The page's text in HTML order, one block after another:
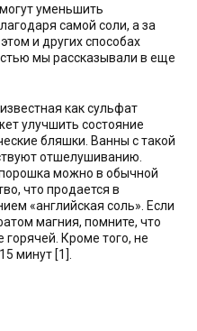
уменьшить
самой соли, а за
и других способах
мы рассказывали в еще
как сульфат
улучшить состояние
бляшки. Ванны с такой
отшелушиванию.
можно в обычной
что продается в
«английская соль». Если
магния, помните, что
Кроме того, не
минут [1].